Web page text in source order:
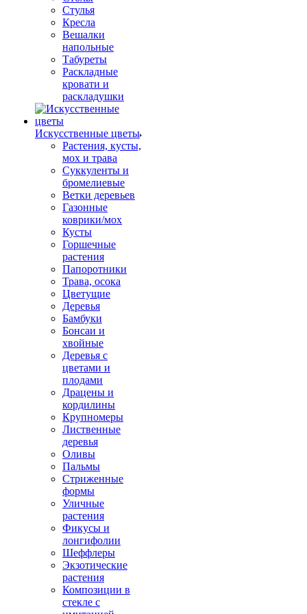
Стулья
Кресла
Вешалки
напольные
Табуреты
Раскладные
кровати и
раскладушки
Искусственные цветы
Растения, кусты,
мох и трава
Суккуленты и
бромелиевые
Ветки деревьев
Газонные
коврики/мох
Кусты
Горшечные
растения
Папоротники
Трава, осока
Цветущие
Деревья
Бамбуки
Бонсаи и
хвойные
Деревья с
цветами и
плодами
Драцены и
кордилины
Крупномеры
Лиственные
деревья
Оливы
Пальмы
Стриженные
формы
Уличные
растения
Фикусы и
лонгифолии
Шеффлеры
Экзотические
растения
Композиции в
стекле с